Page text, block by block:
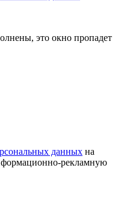
это окно пропадет
данных на
рекламную